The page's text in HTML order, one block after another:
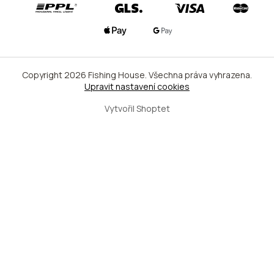
Vytvořil Shoptet
Copyright 2026 Fishing House . Všechna práva vyhrazena.
Upravit nastavení cookies